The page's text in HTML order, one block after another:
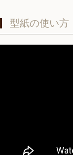
型紙の使い方